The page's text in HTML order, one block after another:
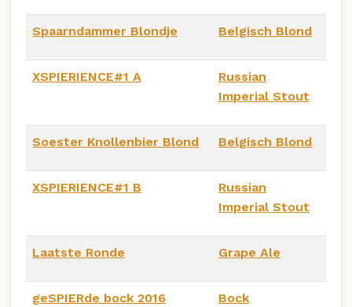
Spaarndammer Blondje Belgisch Blond
XSPIERIENCE#1 A
Russian
Imperial Stout
Soester Knollenbier Blond Belgisch Blond
XSPIERIENCE#1 B
Russian
Imperial Stout
Laatste Ronde Grape Ale
geSPIERde bock 2016 Bock